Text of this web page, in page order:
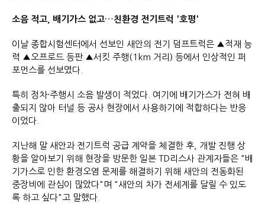
소음 적고, 배기가스 없고…친환경 전기트럭 '호평'
이날 종합시험센터에서 선보인 새안의 전기 덤프트럭은 ▲적재 능
력 ▲오프로드 등판 ▲서킷 주행(1km 거리) 등에서 인상적인 퍼
포먼스를 선보였다.
특히 정차·주행시 소음 발생이 적었다. 여기에 배기가스가 전혀 배
출되지 않아 터널 등 공사 현장에서 사용하기에 적합하다는 반응
이었다.
지난해 말 새안과 전기트럭 공급 계약을 체결한 후, 개발 진행 상
황을 알아보기 위해 현장을 방문한 일본 TD리스사 관계자들은 "배
기가스로 인한 환경오염 문제를 해결하기 위해 새안의 전동화된
중장비에 관심이 많았다"며 "새안의 차가 전세계를 달릴 수 있도
록 하고 싶다"고 말했다.